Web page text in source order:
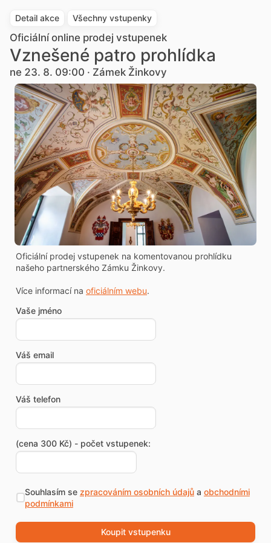
Detail akce Všechny vstupenky
Oficiální online prodej vstupenek
Vznešené patro prohlídka
ne 23. 8. 09:00 · Zámek Žinkovy
Oficiální prodej vstupenek na komentovanou prohlídku
našeho partnerského Zámku Žinkovy.
Více informací na oficiálním webu.
Vaše jméno
Váš email
Váš telefon
(cena 300 Kč) - počet vstupenek:
Souhlasím se zpracováním osobních údajůa obchodními
podmínkami
Koupit vstupenku